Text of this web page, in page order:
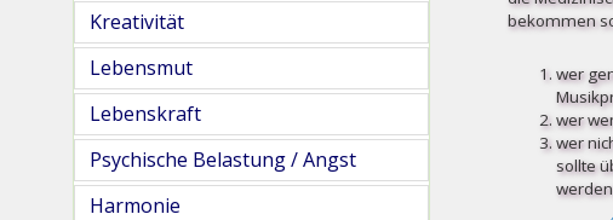
Kreativität
Lebensmut
Lebenskraft
Psychische Belastung / Angst
Harmonie
bekommen
wer
wer
wer
sollte